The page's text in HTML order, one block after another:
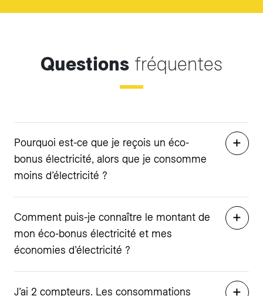
Questions fréquentes
Pourquoi est-ce que je reçois un éco-
bonus électricité, alors que je consomme
moins d’électricité ?
Comment puis-je connaître le montant de
mon éco-bonus électricité et mes
économies d’électricité ?
J’ai 2 compteurs. Les consommations